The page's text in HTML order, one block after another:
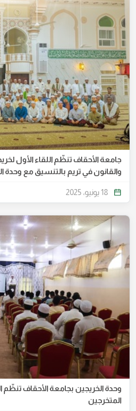
جامعة الأحقاف تنظّم اللقاء الأول
والقانون في تريم بالتنسيق مع وحدة
18 يونيو، 2025
وحدة الخريجين بجامعة الأحقاف تنظّم
المتخرجين